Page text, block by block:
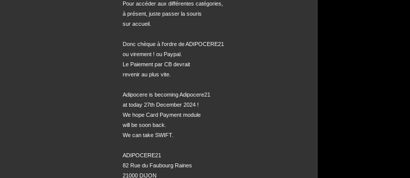
Pour accéder aux différentes catégories,
à présent, juste passer la souris
sur accueil.
Donc chèque à l'ordre de ADIPOCERE21
ou virement ! ou Paypal.
Le Paiement par CB devrait
revenir au plus vite.
Adipocere is becoming Adipocere21
at today 27th December 2024 !
We hope Card Payment module
will be soon back.
We can take SWIFT.
ADIPOCERE21
82 Rue du Faubourg Raines
21000 DIJON